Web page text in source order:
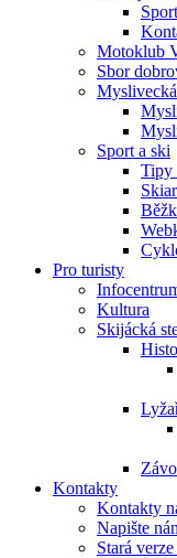
Motoklub
Sbor
Sport a ski
Tipy
Pro turisty
Kultura
Skijácká
Kontakty
Kontakty
Napište
Stará